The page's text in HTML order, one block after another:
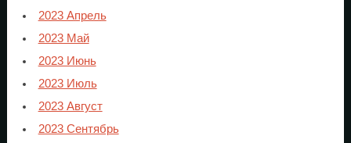
2023 Апрель
2023 Май
2023 Июнь
2023 Июль
2023 Август
2023 Сентябрь